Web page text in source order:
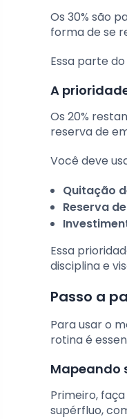
Os 30% são
forma de se
Essa parte
A
Os 20%
reserva de
Você deve
Quitação
Reserva
Essa
disciplina e
Passo a
Para usar o
rotina é
Mapeando
Primeiro,
supérfluo,